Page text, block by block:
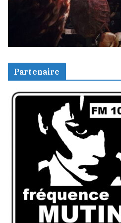
Partenaire